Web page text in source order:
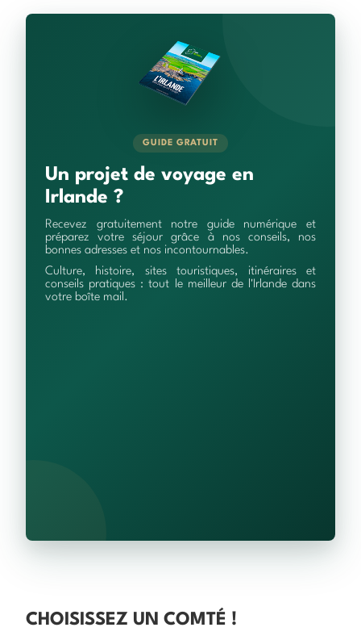
GUIDE GRATUIT
Un projet de voyage en
Irlande ?
Recevez gratuitement notre guide numérique et
préparez votre séjour grâce à nos conseils, nos
bonnes adresses et nos incontournables.
Culture, histoire, sites touristiques, itinéraires et
conseils pratiques : tout le meilleur de l'Irlande dans
votre boîte mail.
CHOISISSEZ UN COMTÉ !